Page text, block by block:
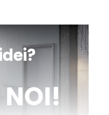
NOI!